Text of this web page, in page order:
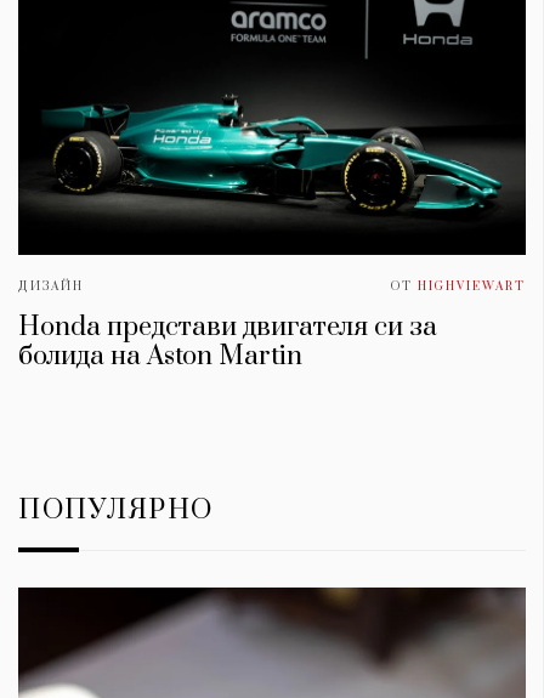
ДИЗАЙН ОТ HIGHVIEWART
Honda представи двигателя си за
болида на Aston Martin
ПОПУЛЯРНО